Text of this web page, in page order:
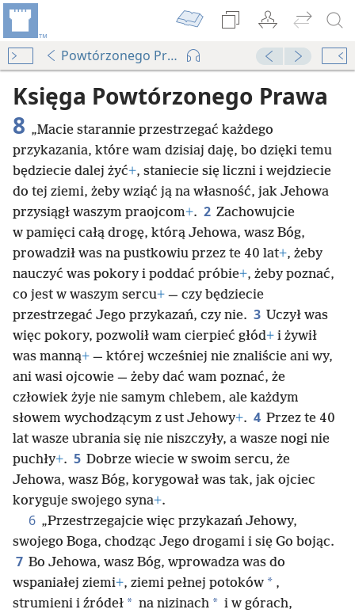
Powtórzonego Prawa 8
Księga Powtórzonego Prawa
8 „Macie starannie przestrzegać każdego
przykazania, które wam dzisiaj daję, bo dzięki temu
będziecie dalej żyć+, staniecie się liczni i wejdziecie
do tej ziemi, żeby wziąć ją na własność, jak Jehowa
przysiągł waszym praojcom+. 2 Zachowujcie
w pamięci całą drogę, którą Jehowa, wasz Bóg,
prowadził was na pustkowiu przez te 40 lat+, żeby
nauczyć was pokory i poddać próbie+, żeby poznać,
co jest w waszym sercu+ — czy będziecie
przestrzegać Jego przykazań, czy nie. 3 Uczył was
więc pokory, pozwolił wam cierpieć głód+ i żywił
was manną+ — której wcześniej nie znaliście ani wy,
ani wasi ojcowie — żeby dać wam poznać, że
człowiek żyje nie samym chlebem, ale każdym
słowem wychodzącym z ust Jehowy+. 4 Przez te 40
lat wasze ubrania się nie niszczyły, a wasze nogi nie
puchły+. 5 Dobrze wiecie w swoim sercu, że
Jehowa, wasz Bóg, korygował was tak, jak ojciec
koryguje swojego syna+.
6 „Przestrzegajcie więc przykazań Jehowy,
swojego Boga, chodząc Jego drogami i się Go bojąc.
7 Bo Jehowa, wasz Bóg, wprowadza was do
wspaniałej ziemi+, ziemi pełnej potoków * ,
strumieni i źródeł * na nizinach * i w górach,